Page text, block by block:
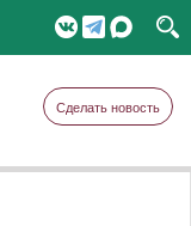
Сделать новость